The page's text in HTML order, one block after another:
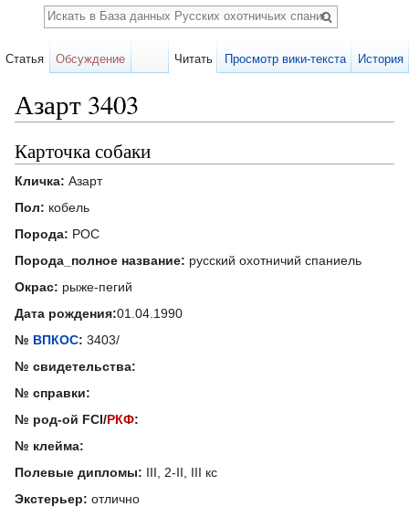
Азарт 3403
Карточка собаки
Кличка: Азарт
Пол: кобель
Порода: РОС
Порода_полное название: русский охотничий спаниель
Окрас: рыже-пегий
Дата рождения:01.04.1990
№ ВПКОС: 3403/
№ свидетельства:
№ справки:
№ род-ой FCI/РКФ:
№ клейма:
Полевые дипломы: III, 2-II, III кс
Экстерьер: отлично
Статья Обсуждение Читать Просмотр вики-текста История
Поиск